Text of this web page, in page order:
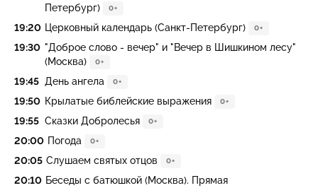
Петербург)
0+
19:20 Церковный календарь (Санкт-Петербург) 0+
19:30 "Доброе слово - вечер" и "Вечер в Шишкином лесу"
(Москва)
0+
19:45 День ангела 0+
19:50 Крылатые библейские выражения 0+
19:55 Сказки Добролесья 0+
20:00 Погода 0+
20:05 Слушаем святых отцов 0+
20:10 Беседы с батюшкой (Москва). Прямая